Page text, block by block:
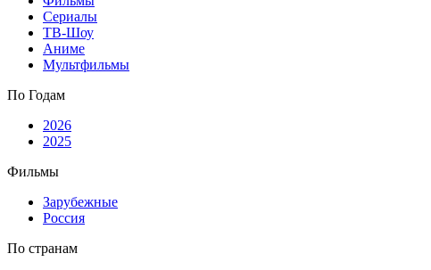
Сериалы
ТВ-Шоу
Аниме
Мультфильмы
По Годам
2026
2025
Фильмы
Зарубежные
Россия
По странам